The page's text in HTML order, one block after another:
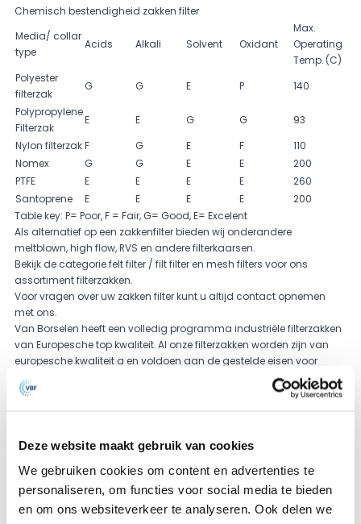
Deze website maakt gebruik van cookies
We gebruiken cookies om content en advertenties te
personaliseren, om functies voor social media te bieden
en om ons websiteverkeer te analyseren. Ook delen we
Chemisch bestendigheid zakken filter
Media/ collar
type
Acids Alkali Solvent Oxidant
Max.
Operating
Temp. (C)
Polyester
filterzak
G G E P
140
Polypropylene
Filterzak
E E G G
93
Nylon filterzakF G E F
110
Nomex
G G E E
200
PTFE
E E E E
260
Santoprene
E E E E
200
Table key: P= Poor, F = Fair, G= Good, E= Excelent
Als alternatief op een zakkenfilterbieden wij onderandere
meltblown, high flow,RVS en andere filterkaarsen.
Bekijk de categoriefelt filter / filt filteren mesh filters voor ons
assortiment filterzakken.
Voor vragen over uw zakken filter kunt u altijd contact opnemen
met ons.
Van Borselen heeft een volledig programma industriële filterzakken
van Europesche top kwaliteit. Al onze filterzakken worden zijn van
europesche kwaliteit a en voldoen aan de gestelde eisen voor
voedingsmiddelen en zijn vrij van silicone.
Onze filterzakken worden veel gebruikt voor het filtrerenm van,
Van Borselen lheeft een zeer grote voorraad filterzakken
uitvoorraad kunnen leveren.
Van Borselen heeft de breedste range filterzakken beschikbaar in de
markt en leveren al meer dan 100 jaar in heel europa!